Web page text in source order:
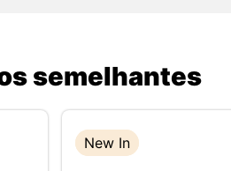
semelhantes
New In
New In